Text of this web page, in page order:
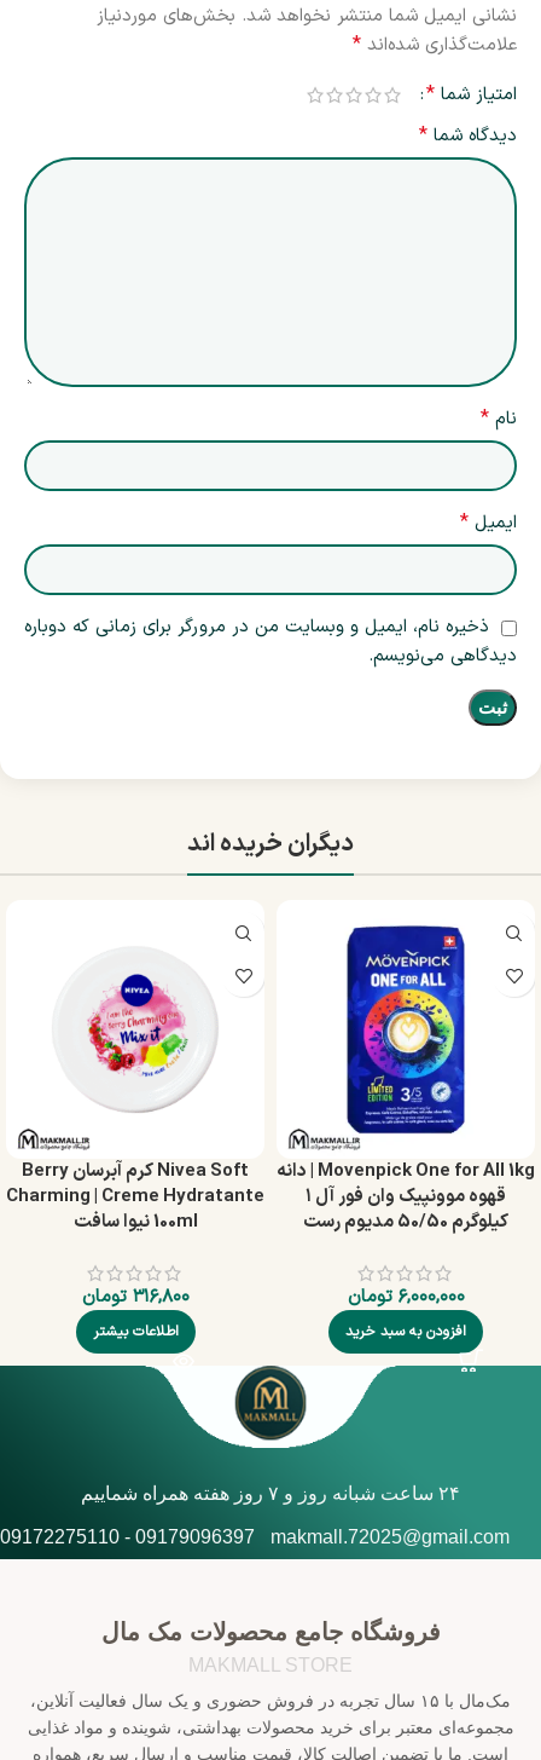
نشانی ایمیل شما منتشر نخواهد شد. بخش‌های موردنیاز
علامت‌گذاری شده‌اند *
امتیاز شما *
دیدگاه شما *
نام *
ایمیل *
ذخیره نام، ایمیل و وبسایت من در مرورگر برای زمانی که دوباره
دیدگاهی می‌نویسم.
دیگران خریده اند
Movenpick One for All 1kg | دانه
قهوه موونپیک وان فور آل ۱
کیلوگرم 50/50 مدیوم رست
۶,۰۰۰,۰۰۰ تومان
افزودن به سبد خرید
Nivea Soft کرم آبرسان Berry
Charming | Creme Hydratante
100ml نیوا سافت
۳۱۶,۸۰۰ تومان
اطلاعات بیشتر
۲۴ ساعت شبانه روز و ۷ روز هفته همراه شماییم
makmall.72025@gmail.com
09179096397 - 09172275110
فروشگاه جامع محصولات مک مال
MAKMALL STORE
مک‌مال با ۱۵ سال تجربه در فروش حضوری و یک سال فعالیت آنلاین،
مجموعه‌ای معتبر برای خرید محصولات بهداشتی، شوینده و مواد غذایی
است. ما با تضمین اصالت کالا، قیمت مناسب و ارسال سریع، همواره